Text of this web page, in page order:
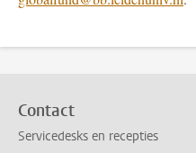
Contact
Servicedesks en recepties